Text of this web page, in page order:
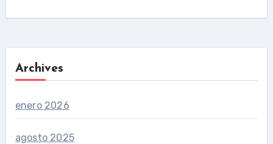
Archives
enero 2026
agosto 2025